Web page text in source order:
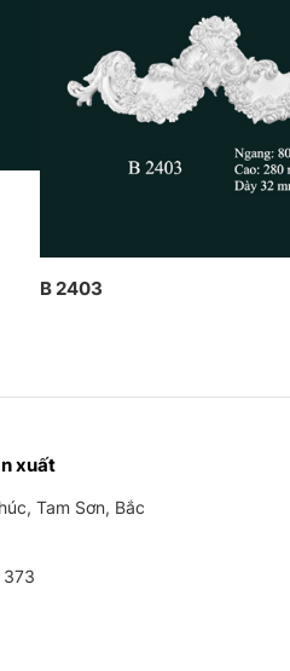
B 2403
xuất
Tam Sơn, Bắc
373